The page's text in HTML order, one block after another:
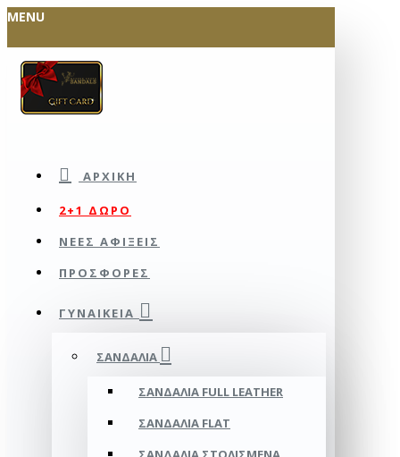
MENU
ΑΡΧΙΚΉ
2+1 ΔΩΡΟ
ΝΕΕΣ ΑΦΙΞΕΙΣ
ΠΡΟΣΦΟΡΕΣ
ΓΥΝΑΙΚΕΊΑ
ΣΑΝΔΆΛΙΑ
ΣΑΝΔΆΛΙΑ FULL LEATHER
ΣΑΝΔΆΛΙΑ FLAT